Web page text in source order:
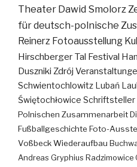
Theater Dawid Smolorz
für deutsch-polnische
Reinerz Fotoausstellung
Hirschberger Tal Festival
Duszniki Zdrój
Schwientochlowitz Lubań
Świętochłowice Schriftsteller
Polnischen Zusammenarbeit
Fußballgeschichte Foto-
VoßbeckWiederaufbau
Andreas Gryphius Radzimowice